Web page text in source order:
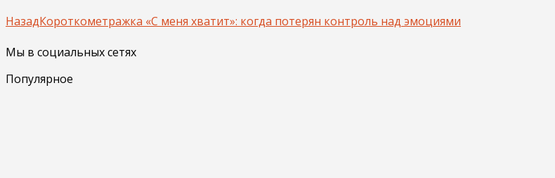
НазадКороткометражка «С меня хватит»: когда потерян контроль над эмоциями
Мы в социальных сетях
Популярное